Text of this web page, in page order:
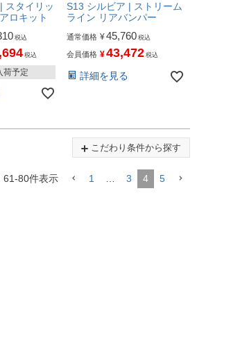
スタイリッ
ロキット
税込
税込
荷予定
S13 シルビア | ストリーム
ライン リアバンパー
通常価格 ¥45,760 税込
会員価格 ¥43,472 税込
詳細を見る
こだわり条件から探す
61-80件表示 1 3 4 5